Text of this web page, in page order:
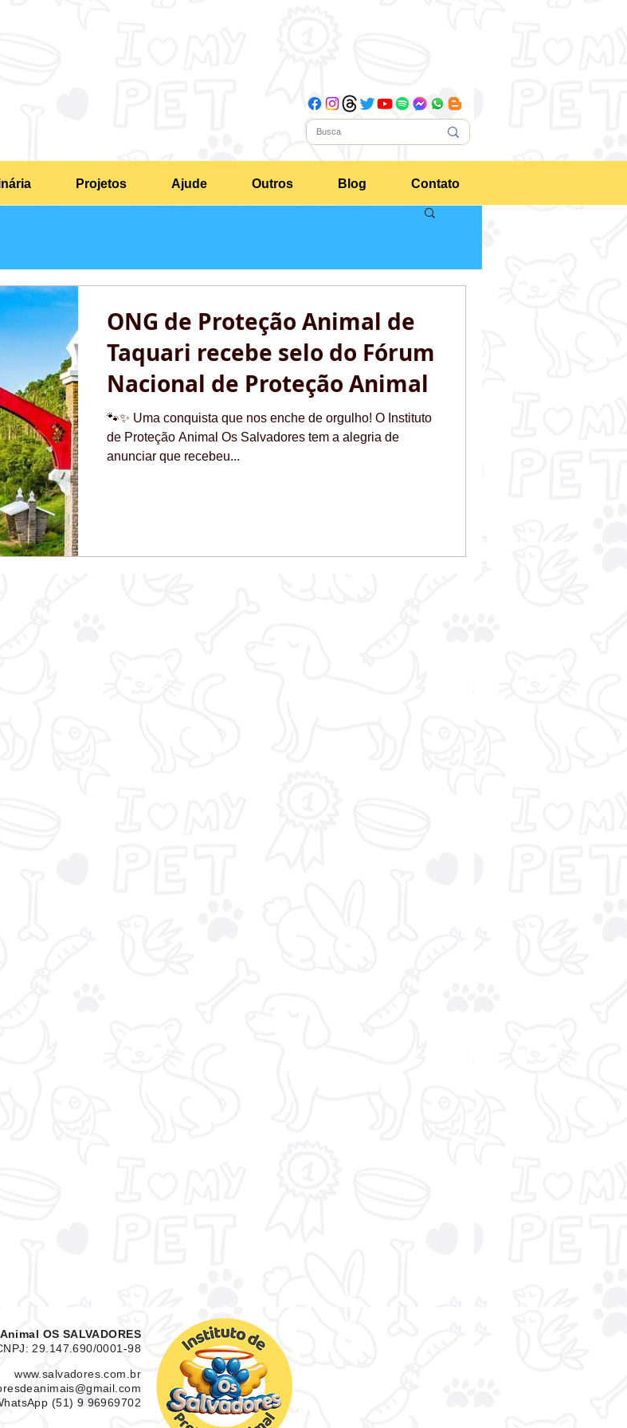
Projetos Ajude Outros Blog Contato
ONG de Proteção Animal de
Taquari recebe selo do Fórum
Nacional de Proteção Animal
🐾✨ Uma conquista que nos enche de orgulho! O Instituto
de Proteção Animal Os Salvadores tem a alegria de
anunciar que recebeu...
OS SALVADORES
29.147.690/0001-98
www.salvadores.com.br
(51) 9 96969702